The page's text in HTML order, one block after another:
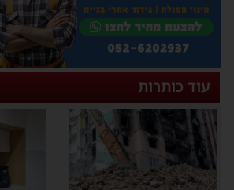
עוד כותרות